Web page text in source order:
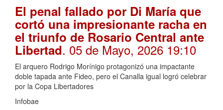
El penal fallado por Di María que
cortó una impresionante racha en
el triunfo de Rosario Central ante
Libertad. 05 de Mayo, 2026 19:10
El arquero Rodrigo Morínigo protagonizó una impactante
doble tapada ante Fideo, pero el Canalla igual logró celebrar
por la Copa Libertadores
Infobae